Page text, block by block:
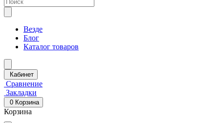
Везде
Блог
Каталог товаров
Кабинет
Сравнение
Закладки
0 Корзина
Корзина